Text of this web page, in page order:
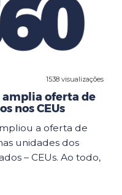
1538 visualizações
amplia oferta de
nos CEUs
a oferta de
unidades dos
– CEUs. Ao todo,